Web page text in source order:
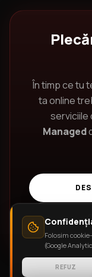
Folosim
(Google
REFUZ
În timp ce tu
ta online
serviciile
Managed